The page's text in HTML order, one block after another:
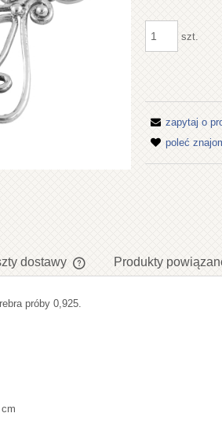
szt.
zapytaj o
poleć
dostawy Produkty
próby 0,925.